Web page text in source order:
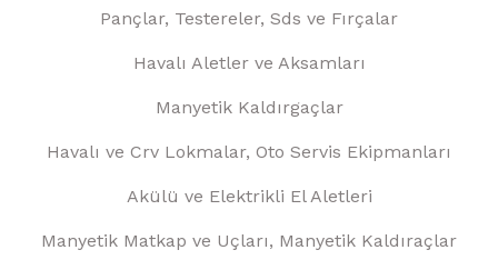
Pançlar, Testereler, Sds ve Fırçalar
Havalı Aletler ve Aksamları
Manyetik Kaldırgaçlar
Havalı ve Crv Lokmalar, Oto Servis Ekipmanları
Akülü ve Elektrikli El Aletleri
Manyetik Matkap ve Uçları, Manyetik Kaldıraçlar